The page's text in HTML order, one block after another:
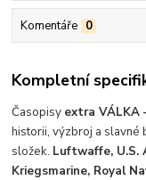
Komentáře 0
Kompletní
Časopisy extra VÁLKA
historii, výzbroj a slavné
složek. Luftwaffe, U.S.
Kriegsmarine, Royal